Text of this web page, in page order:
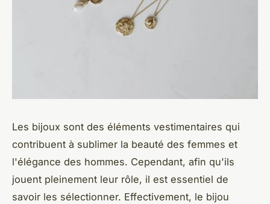
Les bijoux sont des éléments vestimentaires qui
contribuent à sublimer la beauté des femmes et
l'élégance des hommes. Cependant, afin qu'ils
jouent pleinement leur rôle, il est essentiel de
savoir les sélectionner. Effectivement, le bijou